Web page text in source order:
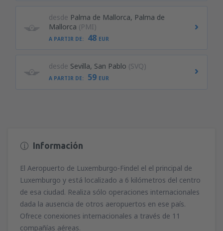
desde Palma de Mallorca, Palma de
Mallorca (PMI)
A PARTIR DE: 48 EUR
desde Sevilla, San Pablo (SVQ)
A PARTIR DE: 59 EUR
Información
El Aeropuerto de Luxemburgo-Findel el el principal de
Luxemburgo y está localizado a 6 kilómetros del centro
de esa ciudad. Realiza sólo operaciones internacionales
dada la ausencia de otros aeropuertos en ese país.
Ofrece conexiones internacionales a través de 11
compañías aéreas.